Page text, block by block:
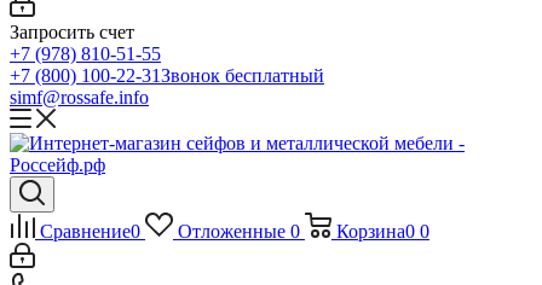
Запросить счет
+7 (978) 810-51-55
+7 (800) 100-22-31Звонок бесплатный
simf@rossafe.info
Сравнение0 Отложенные 0 Корзина0 0